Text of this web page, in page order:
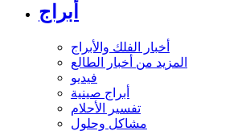
أبراج
أخبار الفلك والأبراج
المزيد من أخبار الطالع
فيديو
أبراج صينية
تفسير الأحلام
مشاكل وحلول